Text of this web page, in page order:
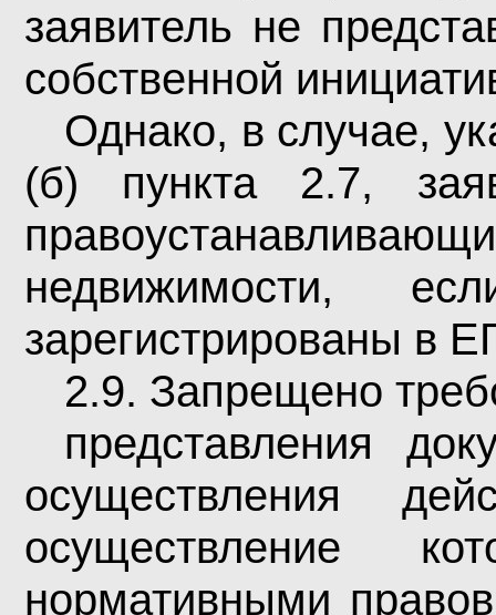
заявитель не
собственной
Однако, в случае,
(б) пункта 2.7,
недвижимости,
зарегистрированы в
2.9. Запрещено
представления
осуществления
осуществление
нормативными